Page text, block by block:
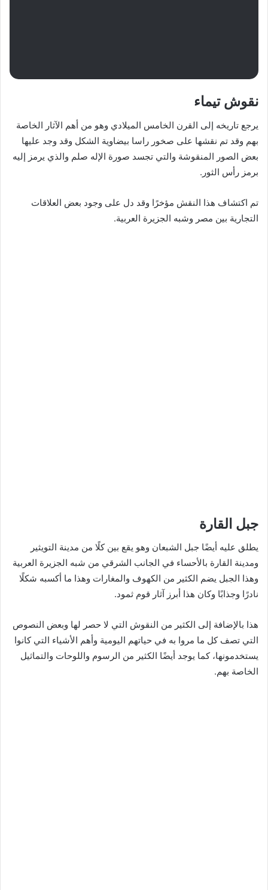
نقوش تيماء
يرجع تاريخه إلى القرن الخامس الميلادي وهو من أهم الآثار الخاصة
بهم وقد تم نقشها على صخور راسا بيضاوية الشكل وقد وجد عليها
بعض الصور المنقوشة والتي تجسد صورة الإله صلم والذي يرمز إليه
برمز رأس الثور.
تم اكتشاف هذا النقش مؤخرًا وقد دل على وجود بعض العلاقات
التجارية بين مصر وشبه الجزيرة العربية.
جبل القارة
يطلق عليه أيضًا جبل الشبعان وهو يقع بين كلًا من مدينة التويثير
ومدينة القارة بالأحساء في الجانب الشرقي من شبه الجزيرة العربية
وهذا الجبل يضم الكثير من الكهوف والمغارات وهذا ما أكسبه شكلًا
نادرًا وجذابًا وكان هذا أبرز آثار قوم ثمود.
هذا بالإضافة إلى الكثير من النقوش التي لا حصر لها وبعض النصوص
التي تصف كل ما مروا به في حياتهم اليومية وأهم الأشياء التي كانوا
يستخدمونها، كما يوجد أيضًا الكثير من الرسوم واللوحات والتماثيل
الخاصة بهم.